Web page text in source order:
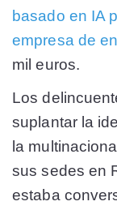
basado en IA
empresa de
mil euros.
Los
suplantar la
la
sus sedes en
estaba